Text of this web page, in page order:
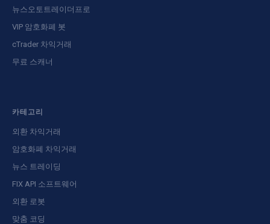
뉴스오토트레이더프로
VIP 암호화폐 봇
cTrader 차익거래
무료 스캐너
카테고리
외환 차익거래
암호화폐 차익거래
뉴스 트레이딩
FIX API 소프트웨어
외환 로봇
맞춤 코딩